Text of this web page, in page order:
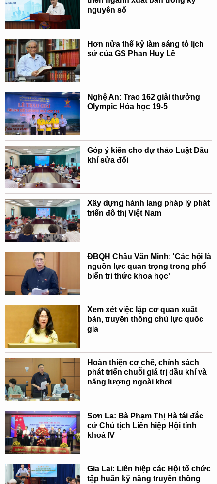
nguyên số
Hơn nửa thế kỷ làm sáng tỏ lịch
sử của GS Phan Huy Lê
Nghệ An: Trao 162 giải thưởng
Olympic Hóa học 19-5
Góp ý kiến cho dự thảo Luật Dầu
khí sửa đổi
Xây dựng hành lang pháp lý phát
triển đô thị Việt Nam
ĐBQH Châu Văn Minh: 'Các hội là
nguồn lực quan trọng trong phổ
biến tri thức khoa học'
Xem xét việc lập cơ quan xuất
bản, truyền thông chủ lực quốc
gia
Hoàn thiện cơ chế, chính sách
phát triển chuỗi giá trị dầu khí và
năng lượng ngoài khơi
Sơn La: Bà Phạm Thị Hà tái đắc
cử Chủ tịch Liên hiệp Hội tỉnh
khoá IV
Gia Lai: Liên hiệp các Hội tổ chức
tập huấn kỹ năng truyền thông